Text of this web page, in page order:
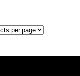
valinnat